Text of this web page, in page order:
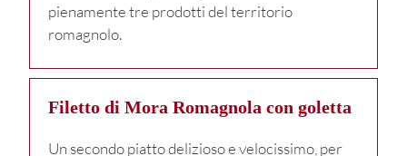
pienamente tre prodotti del territorio
romagnolo.
Filetto di Mora Romagnola con goletta
Un secondo piatto delizioso e velocissimo, per